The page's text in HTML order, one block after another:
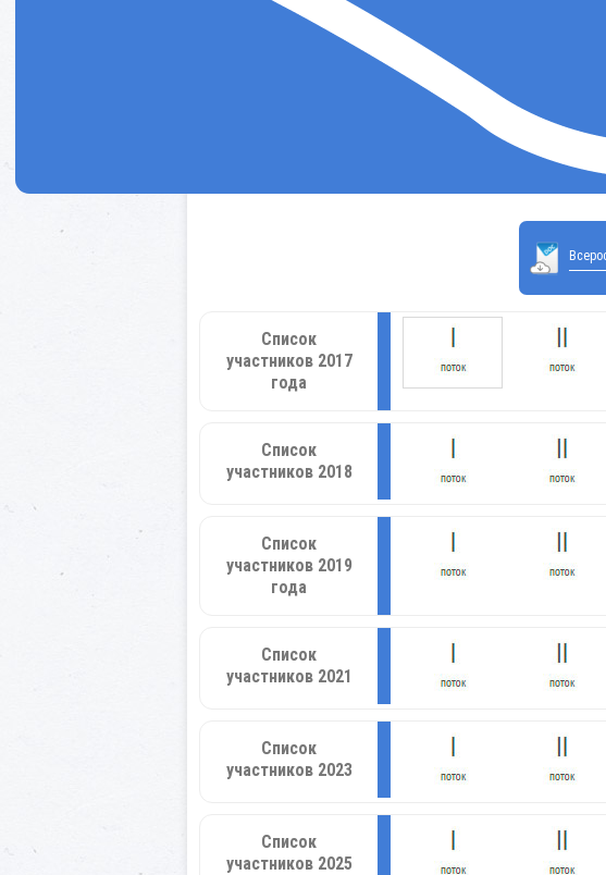
Список
участников 2017
года
Список
участников 2018
Список
участников 2019
года
Список
участников 2021
Список
участников 2023
Список
участников 2025